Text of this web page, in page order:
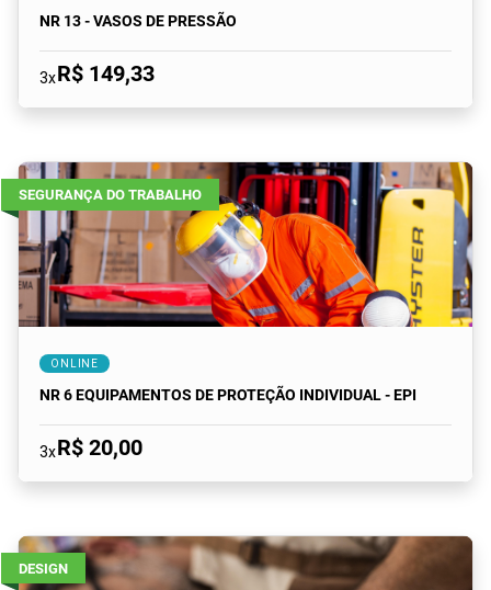
NR 13 - VASOS DE PRESSÃO
3xR$ 149,33
SEGURANÇA DO TRABALHO
ONLINE
NR 6 EQUIPAMENTOS DE PROTEÇÃO INDIVIDUAL - EPI
3xR$ 20,00
DESIGN